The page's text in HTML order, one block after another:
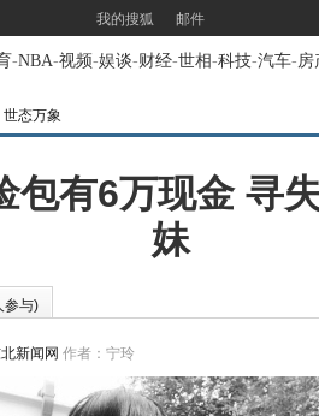
我的搜狐 邮件
-NBA-视频-娱谈-财经-世相-科技-汽车-房
世态万象
包有6万现金 寻
妹
参与)
新闻网 作者：宁玲